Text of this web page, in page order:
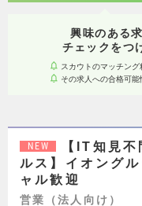
興味のある
チェックをつ
スカウトのマッチング
その求人への合格可能
NEW
【IT知見
ルス】イオング
ャル歓迎
営業（法人向け）